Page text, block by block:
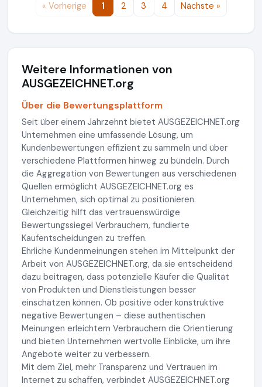
« Vorherige 1 2 3 4 Nächste »
Weitere Informationen von
AUSGEZEICHNET.org
Über die Bewertungsplattform
Seit über einem Jahrzehnt bietet AUSGEZEICHNET.org
Unternehmen eine umfassende Lösung, um
Kundenbewertungen effizient zu sammeln und über
verschiedene Plattformen hinweg zu bündeln. Durch
die Aggregation von Bewertungen aus verschiedenen
Quellen ermöglicht AUSGEZEICHNET.org es
Unternehmen, sich optimal zu positionieren.
Gleichzeitig hilft das vertrauenswürdige
Bewertungssiegel Verbrauchern, fundierte
Kaufentscheidungen zu treffen.
Ehrliche Kundenmeinungen stehen im Mittelpunkt der
Arbeit von AUSGEZEICHNET.org, da sie entscheidend
dazu beitragen, dass potenzielle Käufer die Qualität
von Produkten und Dienstleistungen besser
einschätzen können. Ob positive oder konstruktive
negative Bewertungen – diese authentischen
Meinungen erleichtern Verbrauchern die Orientierung
und bieten Unternehmen wertvolle Einblicke, um ihre
Angebote weiter zu verbessern.
Mit dem Ziel, mehr Transparenz und Vertrauen im
Internet zu schaffen, verbindet AUSGEZEICHNET.org